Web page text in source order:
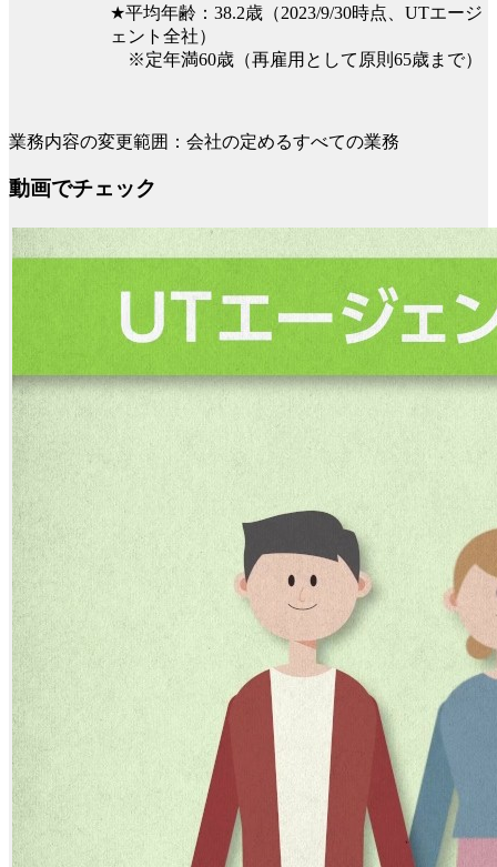
★平均年齢：38.2歳（2023/9/30時点、UTエージ
ェント全社）
※定年満60歳（再雇用として原則65歳まで）
業務内容の変更範囲：会社の定めるすべての業務
動画でチェック